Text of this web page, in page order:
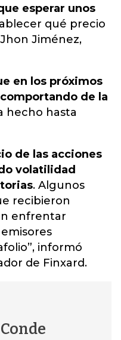
esperar unos
qué precio
Jiménez,
en los próximos
de la
hecho hasta
de las acciones
volatilidad
. Algunos
recibieron
enfrentar
informó
de Finxard.